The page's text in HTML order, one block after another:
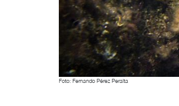
Foto: Fernando Pérez Peralta